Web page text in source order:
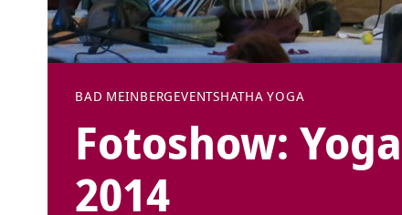
BAD MEINBERGEVENTSHATHA YOGA
Fotoshow:
2014